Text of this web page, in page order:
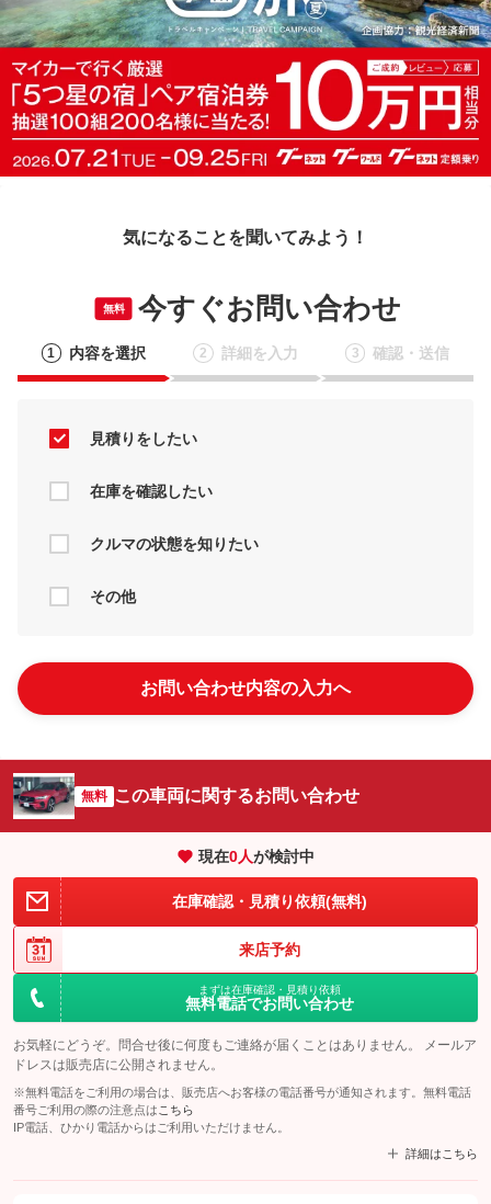
気になることを聞いてみよう！
無料 今すぐお問い合わせ
1 内容を選択 2 詳細を入力 3 確認・送信
見積りをしたい
在庫を確認したい
クルマの状態を知りたい
その他
お問い合わせ内容の入力へ
無料 この車両に関するお問い合わせ
現在0人が検討中
在庫確認・見積り依頼(無料)
来店予約
まずは在庫確認・見積り依頼
無料電話でお問い合わせ
お気軽にどうぞ。問合せ後に何度もご連絡が届くことはありません。 メールア
ドレスは販売店に公開されません。
※無料電話をご利用の場合は、販売店へお客様の電話番号が通知されます。無料電話
番号ご利用の際の注意点は こちら
IP電話、ひかり電話からはご利用いただけません。
詳細はこちら